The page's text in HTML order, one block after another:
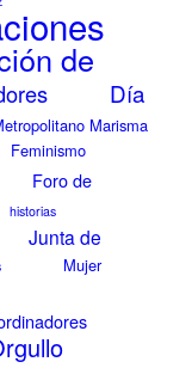
de
Día
Marisma
Feminismo
Foro de
historias
Junta de
Mujer